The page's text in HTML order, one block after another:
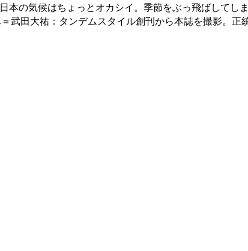
の気候はちょっとオカシイ。季節をぶっ飛ばしてし
武田大祐：タンデムスタイル創刊から本誌を撮影。